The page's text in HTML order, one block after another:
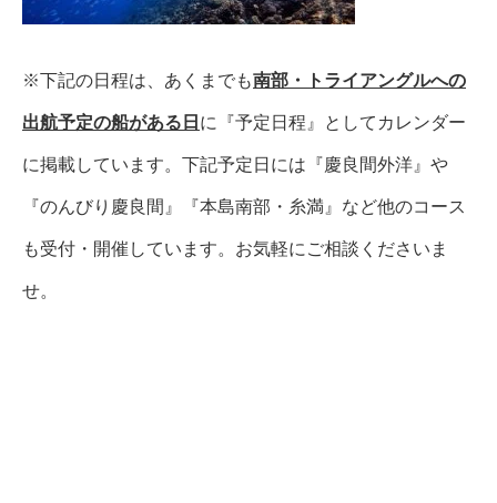
※下記の日程は、あくまでも南部・トライアングルへの
出航予定の船がある日 に『予定日程』としてカレンダー
に掲載しています。下記予定日には『慶良間外洋』や
『のんびり慶良間』『本島南部・糸満』など他のコース
も受付・開催しています。お気軽にご相談くださいま
せ。